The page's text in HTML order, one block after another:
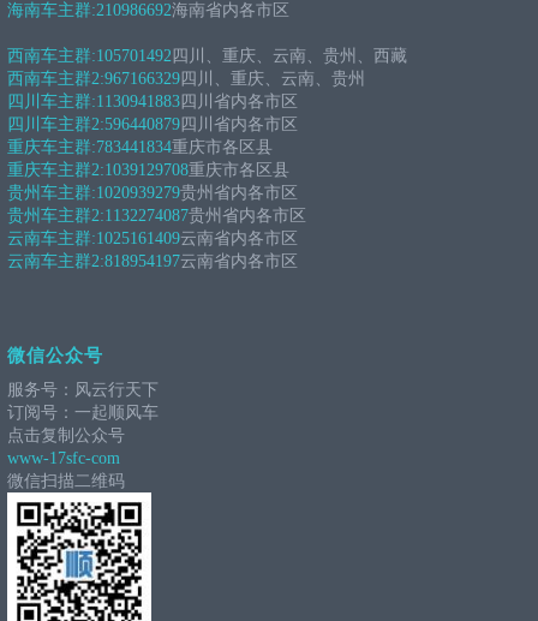
海南车主群:210986692海南省内各市区
西南车主群:105701492 四川、重庆、云南、贵州、西藏
西南车主群2:967166329 四川、重庆、云南、贵州
四川车主群:1130941883 四川省内各市区
四川车主群2:596440879 四川省内各市区
重庆车主群:783441834重庆市各区县
重庆车主群2:1039129708重庆市各区县
贵州车主群:1020939279贵州省内各市区
贵州车主群2:1132274087贵州省内各市区
云南车主群:1025161409云南省内各市区
云南车主群2:818954197云南省内各市区
微信公众号
服务号：风云行天下
订阅号：一起顺风车
点击复制公众号
www-17sfc-com
微信扫描二维码